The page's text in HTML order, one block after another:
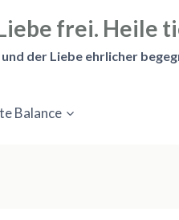
frei. Heile
der Liebe ehrlicher
Balance